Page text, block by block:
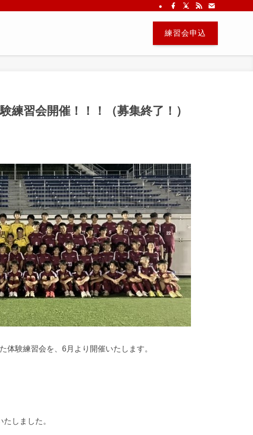
練習会申込
習会開催！！！（募集終了！）
体験練習会を、6月より開催いたします。
しました。